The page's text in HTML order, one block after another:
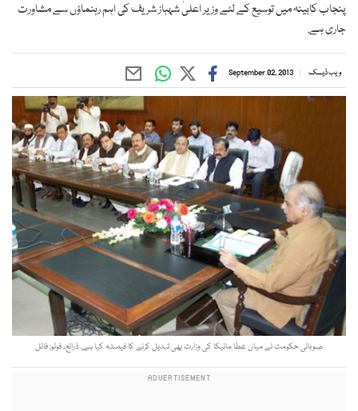
پنجاب کابینہ میں توسیع کے لئے وزیر اعلیٰ شہباز شریف کی اہم رہنماؤں سے مشاورت
جاری ہے.
ویب ڈیسک September 02, 2013
صوبائی حکومت نے میاں عطا مانیکا کی وزارت بھی تبدیل کرنے کا فیصلہ کیا ہے, ذرائع۔ فوٹو: فائل